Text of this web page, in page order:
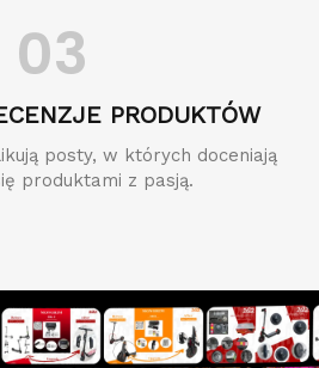
03
PRODUKTÓW
posty, w których doceniają
produktami z pasją.